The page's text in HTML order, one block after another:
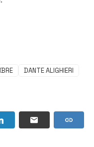
DANTE ALIGHIERI